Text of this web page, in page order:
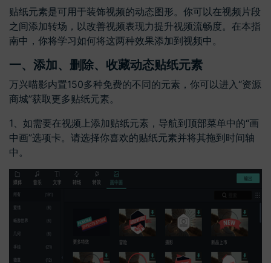
贴纸元素是可用于装饰视频的动态图形。你可以在视频片段
之间添加转场，以改善视频表现力提升视频流畅度。在本指
南中，你将学习如何将这两种效果添加到视频中。
一、添加、删除、收藏动态贴纸元素
万兴喵影内置150多种免费的不同的元素，你可以进入“资源
商城”获取更多贴纸元素。
1、如需要在视频上添加贴纸元素，导航到顶部菜单中的“画
中画”选项卡。请选择你喜欢的贴纸元素并将其拖到时间轴
中。